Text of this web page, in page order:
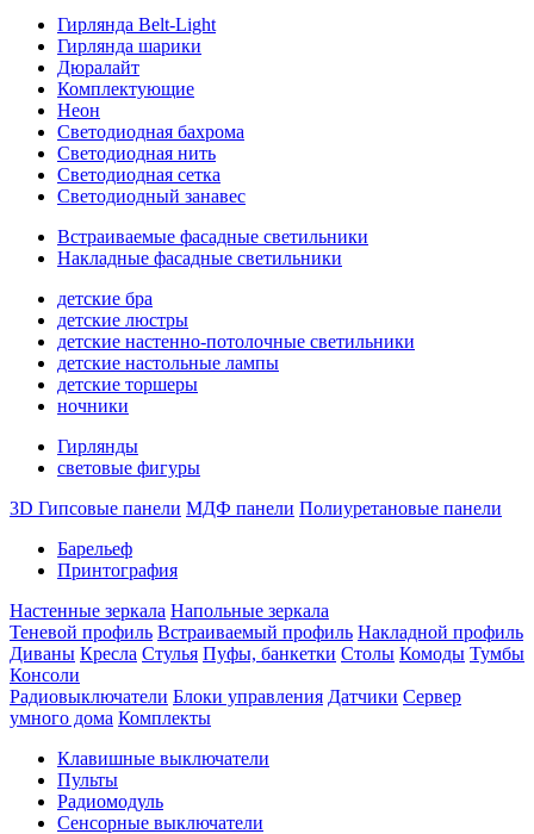
Гирлянда Belt-Light
Гирлянда шарики
Дюралайт
Комплектующие
Неон
Светодиодная бахрома
Светодиодная нить
Светодиодная сетка
Светодиодный занавес
Встраиваемые фасадные светильники
Накладные фасадные светильники
детские бра
детские люстры
детские настенно-потолочные светильники
детские настольные лампы
детские торшеры
ночники
Гирлянды
световые фигуры
3D Гипсовые панели МДФ панели Полиуретановые панели
Барельеф
Принтография
Настенные зеркала Напольные зеркала
Теневой профиль Встраиваемый профиль Накладной профиль
Диваны Кресла Стулья Пуфы, банкетки Столы Комоды Тумбы
Консоли
Радиовыключатели Блоки управления Датчики Сервер
умного дома Комплекты
Клавишные выключатели
Пульты
Радиомодуль
Сенсорные выключатели